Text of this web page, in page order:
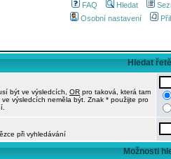
FAQ Hledat
Osobní nastavení
Hledat
být ve výsledcích, OR pro taková, která tam
výsledcích neměla být. Znak * použijte pro
při vyhledávání
Možnosti